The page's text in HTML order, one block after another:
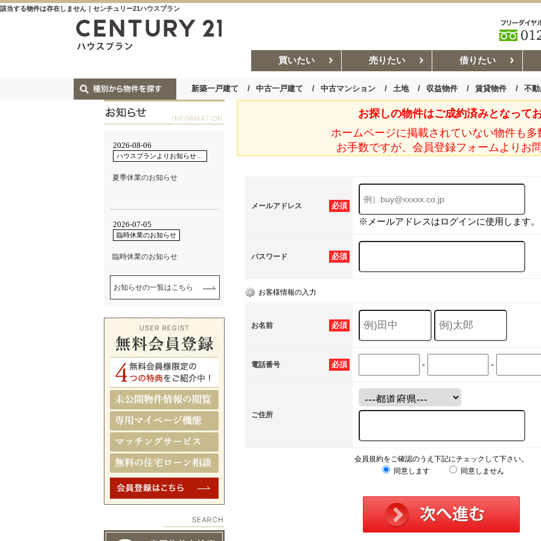
該当する物件は存在しません｜センチュリー21ハウスプラン
買いたい 売りたい 借りたい
新築一戸建て 中古一戸建て 中古マンション 土地 収益物件 賃貸物件 不
お部屋探しコラム 賃貸管理コ
お探しの物件はご成約済みとなってお
ホームページに掲載されていない物件も多
お手数ですが、会員登録フォームよりお
必須
メールアドレス
※メールアドレスはログインに使用します。
必須
パスワード
お客様情報の入力
必須
お名前
必須
電話番号 - -
ご住所
会員規約をご確認のうえ下記にチェックして下さい。
同意します
同意しません
お知らせの一覧はこちら